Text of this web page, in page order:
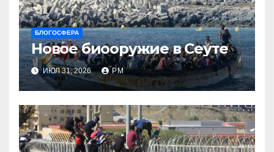
БЛОГОСФЕРА
Новое биооружие в Сеуте
ИЮЛ 31, 2026 РМ